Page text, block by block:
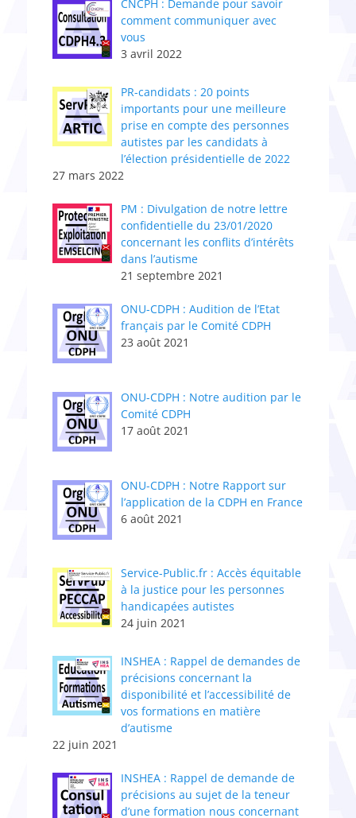
CNCPH : Demande pour savoir
comment communiquer avec
vous
3 avril 2022
PR-candidats : 20 points
importants pour une meilleure
prise en compte des personnes
autistes par les candidats à
l’élection présidentielle de 2022
27 mars 2022
PM : Divulgation de notre lettre
confidentielle du 23/01/2020
concernant les conflits d’intérêts
dans l’autisme
21 septembre 2021
ONU-CDPH : Audition de l’Etat
français par le Comité CDPH
23 août 2021
ONU-CDPH : Notre audition par le
Comité CDPH
17 août 2021
ONU-CDPH : Notre Rapport sur
l’application de la CDPH en France
6 août 2021
Service-Public.fr : Accès équitable
à la justice pour les personnes
handicapées autistes
24 juin 2021
INSHEA : Rappel de demandes de
précisions concernant la
disponibilité et l’accessibilité de
vos formations en matière
d’autisme
22 juin 2021
INSHEA : Rappel de demande de
précisions au sujet de la teneur
d’une formation nous concernant